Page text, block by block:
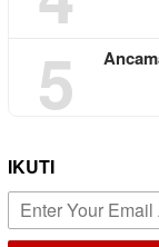
5
IKUTI